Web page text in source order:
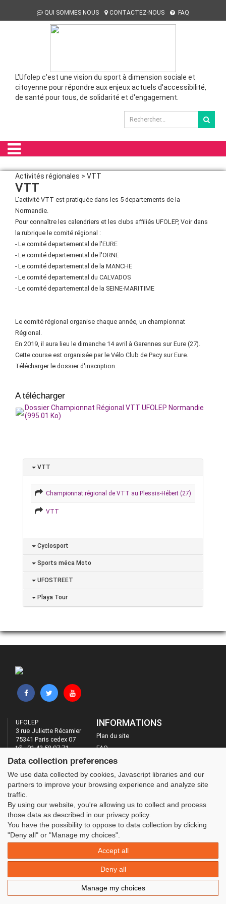
QUI SOMMES NOUS CONTACTEZ-NOUS FAQ
L'Ufolep c'est une vision du sport à dimension sociale et
citoyenne pour répondre aux enjeux actuels d'accessibilité,
de santé pour tous, de solidarité et d'engagement.
Activités régionales > VTT
VTT
L'activité VTT est pratiquée dans les 5 departements de la
Normandie.
Pour connaître les calendriers et les clubs affiliés UFOLEP, Voir dans
la rubrique le comité régional :
- Le comité departemental de l'EURE
- Le comité departemental de l'ORNE
- Le comité departemental de la MANCHE
- Le comité departemental du CALVADOS
- Le comité departemental de la SEINE-MARITIME
Le comité régional organise chaque année, un championnat
Régional.
En 2019, il aura lieu le dimanche 14 avril à Garennes sur Eure (27).
Cette course est organisée par le Vélo Club de Pacy sur Eure.
Télécharger le dossier d'inscription.
A télécharger
Dossier Championnat Régional VTT UFOLEP Normandie
(995.01 Ko)
VTT
Championnat régional de VTT au Plessis-Hébert (27)
VTT
Cyclosport
Sports méca Moto
UFOSTREET
Playa Tour
UFOLEP
3 rue Juliette Récamier
75341 Paris cedex 07
tél : 01 43 58 97 71
Fax : 01 43 58 97 74
INFORMATIONS
Plan du site
FAQ
Mentions légales
Administration
LES SITES DE L'UFOLEP
Guide Asso
Communication Asso
Inscriptions évènements
© 2020 UFOLEP . All rights reserved | Design byW3layouts.
Data collection preferences
We use data collected by cookies, Javascript libraries and our
partners to improve your browsing experience and analyze site
traffic.
By using our website, you're allowing us to collect and process
those data as described in our privacy policy.
You have the possibility to oppose to data collection by clicking
"Deny all" or "Manage my choices".
Accept all
Deny all
Manage my choices